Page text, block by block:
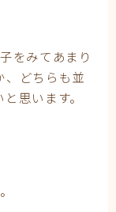
をみてあまり
、どちらも並
思います。